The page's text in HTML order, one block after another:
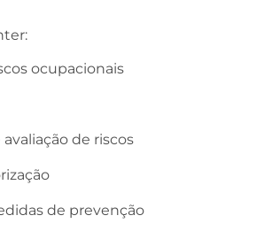
ocupacionais
de riscos
de prevenção